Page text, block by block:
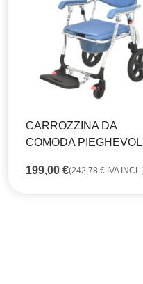
CARROZZINA DA
COMODA
199,00 €(242,78 € IVA